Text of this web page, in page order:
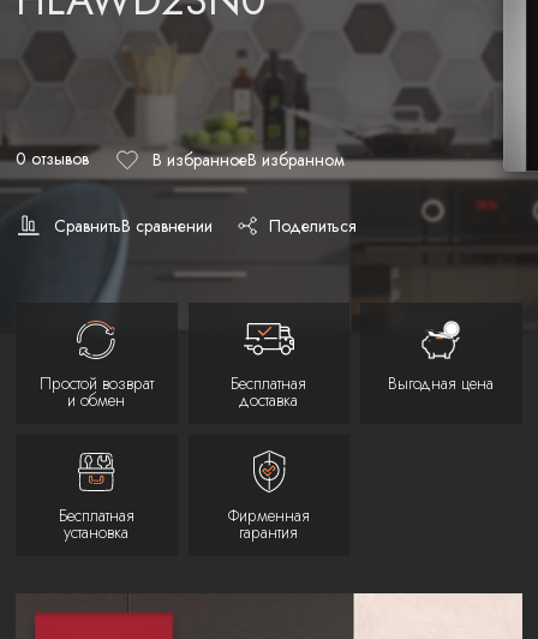
0 отзывов В избранноеВ избранном
СравнитьВ сравнении Поделиться
Простой возврат
и обмен
Бесплатная
доставка
Выгодная цена
Бесплатная
установка
Фирменная
гарантия